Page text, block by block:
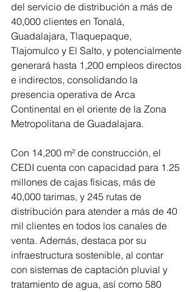
del servicio de distribución a más de
40,000 clientes en Tonalá,
Guadalajara, Tlaquepaque,
Tlajomulco y El Salto, y potencialmente
generará hasta 1,200 empleos directos
e indirectos, consolidando la
presencia operativa de Arca
Continental en el oriente de la Zona
Metropolitana de Guadalajara.
Con 14,200 m² de construcción, el
CEDI cuenta con capacidad para 1.25
millones de cajas físicas, más de
40,000 tarimas, y 245 rutas de
distribución para atender a más de 40
mil clientes en todos los canales de
venta. Además, destaca por su
infraestructura sostenible, al contar
con sistemas de captación pluvial y
tratamiento de agua, así como 580